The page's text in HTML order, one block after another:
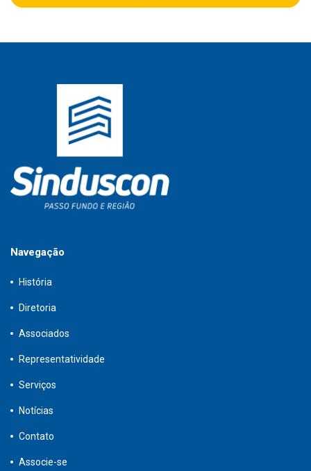
Navegação
História
Diretoria
Associados
Representatividade
Serviços
Notícias
Contato
Associe-se